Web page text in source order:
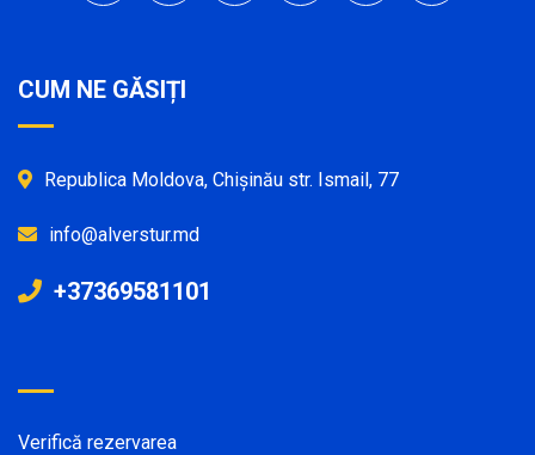
CUM NE GĂSIȚI
Republica Moldova, Chișinău str. Ismail, 77
info@alverstur.md
+37369581101
Verifică rezervarea